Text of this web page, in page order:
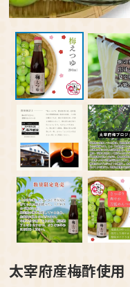
太宰府産梅酢使